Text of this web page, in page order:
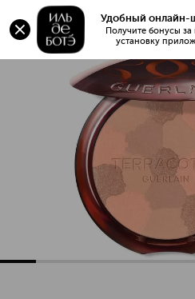
Удобный онлайн-
Получите бонусы
установку
Terracotta Light Легкая
Описание
Характеристики